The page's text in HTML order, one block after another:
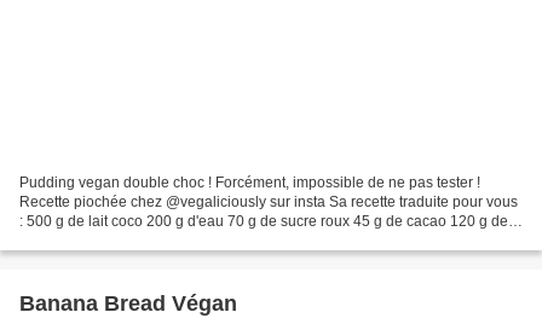
Pudding vegan double choc ! Forcément, impossible de ne pas tester !
Recette piochée chez @vegaliciously sur insta Sa recette traduite pour vous
: 500 g de lait coco 200 g d'eau 70 g de sucre roux 45 g de cacao 120 g de
Banana Bread Végan